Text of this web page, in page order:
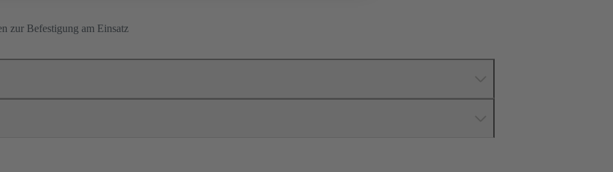
zur Befestigung am Einsatz